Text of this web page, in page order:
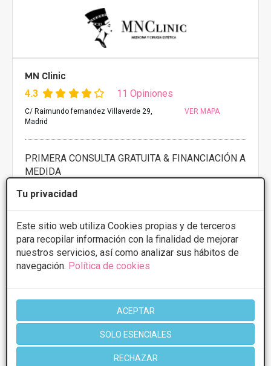
Tu privacidad
Este sitio web utiliza Cookies propias y de terceros
para recopilar información con la finalidad de mejorar
nuestros servicios, así como analizar sus hábitos de
navegación. Política de cookies
ACEPTAR
SOLO ESENCIALES
RECHAZAR
MN Clinic
4.3 11 Opiniones
C/ Raimundo fernandez Villaverde 29,
Madrid
VER MAPA
PRIMERA CONSULTA GRATUITA & FINANCIACIÓN A
MEDIDA
Cirugía capilar
Presupuestos con5% de descuento *
CONSULTAR/CITA/PRESUPUESTO
Lunes
11:00 - 20:00
11:00 - 20:00
Viernes
11:00 - 20:00